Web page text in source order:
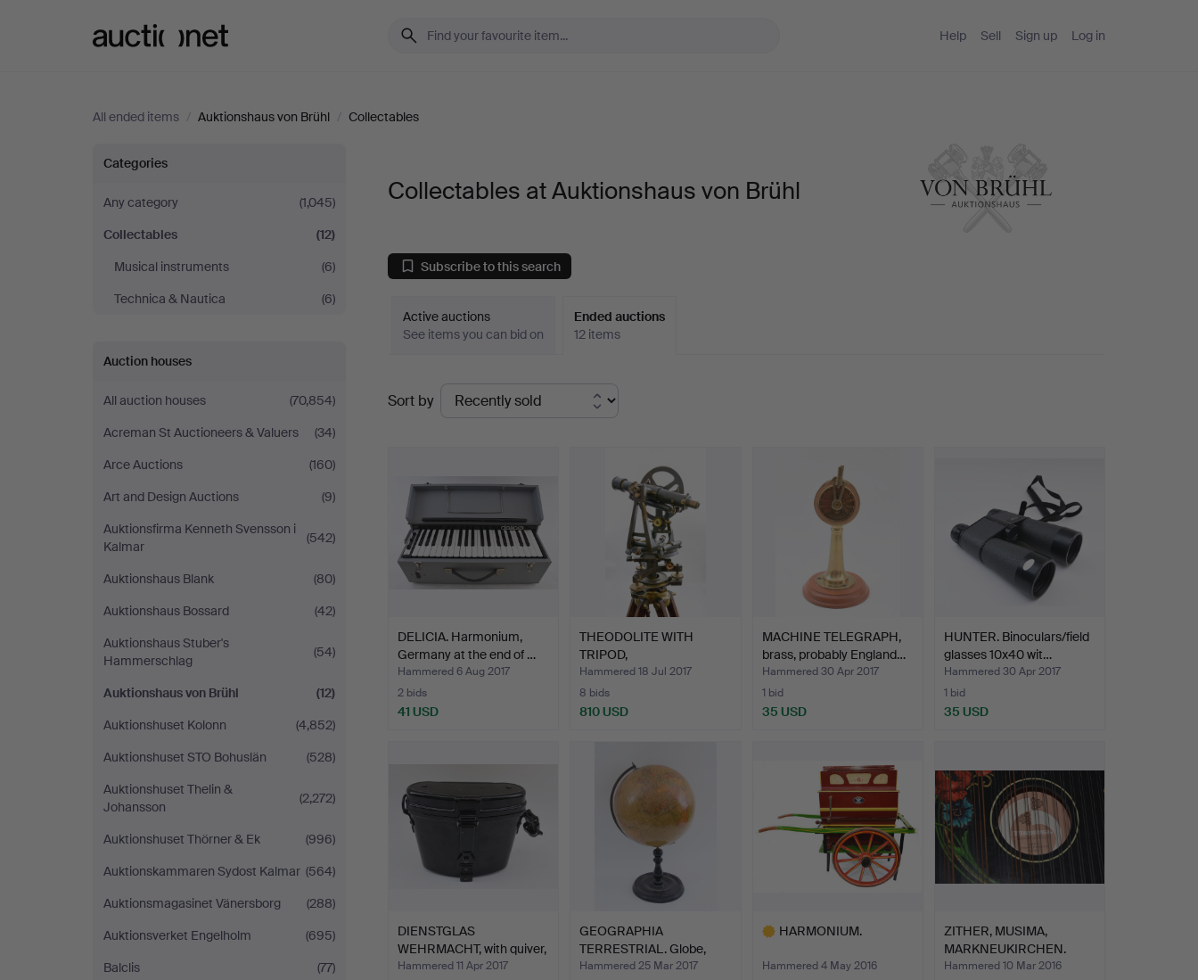
Help Sell Sign up Log in
All ended items / Auktionshaus von Brühl / Collectables
Collectables
at
Auktionshaus
von
Categories
Any category
(1,045)
Collectables
(12)
Musical instruments
(6)
Technica & Nautica
(6)
Auction houses
All auction houses
(70,854)
Acreman St Auctioneers & Valuers
(34)
Arce Auctions
(160)
Art and Design Auctions
(9)
Auktionsfirma Kenneth Svensson i
Kalmar
(542)
Auktionshaus Blank
(80)
Auktionshaus Bossard
(42)
Auktionshaus Stuber's
Hammerschlag
(54)
Auktionshaus von Brühl
(12)
Auktionshuset Kolonn
(4,852)
Auktionshuset STO Bohuslän
(528)
Auktionshuset Thelin &
Johansson
(2,272)
Auktionshuset Thörner & Ek
(996)
Auktionskammaren Sydost Kalmar (564)
Auktionsmagasinet Vänersborg
(288)
Auktionsverket Engelholm
(695)
Balclis
(77)
Collectables at Auktionshaus von Brühl
Subscribe to this search
Active auctions
See items you can bid on
Ended auctions
12 items
Ended
auctions
Sort by
DELICIA. Harmonium,
Germany at the end of …
Hammered 6 Aug 2017
2 bids
41 USD
THEODOLITE WITH
TRIPOD,
glass/brass/wood, …
Hammered 18 Jul 2017
8 bids
810 USD
MACHINE TELEGRAPH,
brass, probably England…
Hammered 30 Apr 2017
1 bid
35 USD
HUNTER. Binoculars/field
glasses 10x40 wit…
Hammered 30 Apr 2017
1 bid
35 USD
DIENSTGLAS
WEHRMACHT, with quiver,
Third R…
Hammered 11 Apr 2017
GEOGRAPHIA
TERRESTRIAL. Globe,
early 20th …
Hammered 25 Mar 2017
HARMONIUM.
Hammered 4 May 2016
ZITHER, MUSIMA,
MARKNEUKIRCHEN.
Hammered 10 Mar 2016